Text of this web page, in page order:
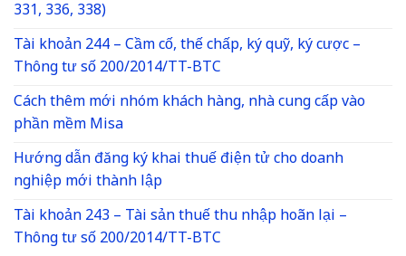
331, 336, 338)
Tài khoản 244 – Cầm cố, thế chấp, ký quỹ, ký cược –
Thông tư số 200/2014/TT-BTC
Cách thêm mới nhóm khách hàng, nhà cung cấp vào
phần mềm Misa
Hướng dẫn đăng ký khai thuế điện tử cho doanh
nghiệp mới thành lập
Tài khoản 243 – Tài sản thuế thu nhập hoãn lại –
Thông tư số 200/2014/TT-BTC